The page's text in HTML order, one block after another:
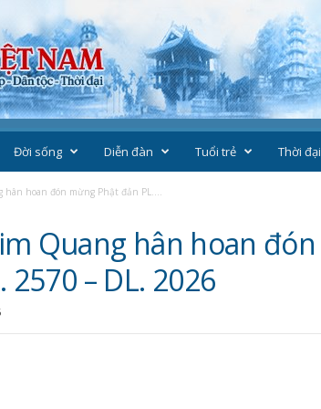
Đời sống Diễn đàn Tuổi trẻ Thời đại
hân hoan đón mừng Phật đản PL....
Quang hân hoan đón
– DL. 2026